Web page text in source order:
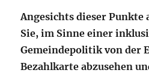
Angesichts dieser Punkte
Sie, im Sinne einer
Gemeindepolitik von der
Bezahlkarte abzusehen